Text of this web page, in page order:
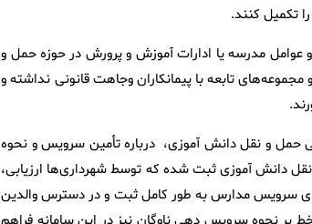
تکمیل کنند.
سایر مسئولان و عوامل مدرسه یا ادارات آموزش و پرورش در حوزه حمل و
مجموعه‌های تابعه با پیمانکاران وجاهت قانونی نداشته و
حمل و نقل دانش آموزی، درباره تأمین سرویس و نحوه
سامانه سپند، اطلاعات مربوط به ۱۰۶۹ شرکت حمل و نقل دانش آموزی ثبت شده که توسط شهرداری‌ها ارزیابی،
سرویس مدارس به طور کامل ثبت و در دسترس والدین